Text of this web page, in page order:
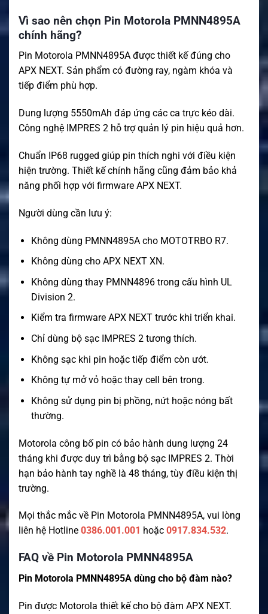
Vì sao nên chọn Pin Motorola PMNN4895A
chính hãng?
Pin Motorola PMNN4895A được thiết kế đúng cho
APX NEXT. Sản phẩm có đường ray, ngàm khóa và
tiếp điểm phù hợp.
Dung lượng 5550mAh đáp ứng các ca trực kéo dài.
Công nghệ IMPRES 2 hỗ trợ quản lý pin hiệu quả hơn.
Chuẩn IP68 rugged giúp pin thích nghi với điều kiện
hiện trường. Thiết kế chính hãng cũng đảm bảo khả
năng phối hợp với firmware APX NEXT.
Người dùng cần lưu ý:
Không dùng PMNN4895A cho MOTOTRBO R7.
Không dùng cho APX NEXT XN.
Không dùng thay PMNN4896 trong cấu hình UL
Division 2.
Kiểm tra firmware APX NEXT trước khi triển khai.
Chỉ dùng bộ sạc IMPRES 2 tương thích.
Không sạc khi pin hoặc tiếp điểm còn ướt.
Không tự mở vỏ hoặc thay cell bên trong.
Không sử dụng pin bị phồng, nứt hoặc nóng bất
thường.
Motorola công bố pin có bảo hành dung lượng 24
tháng khi được duy trì bằng bộ sạc IMPRES 2. Thời
hạn bảo hành tay nghề là 48 tháng, tùy điều kiện thị
trường.
Mọi thắc mắc về Pin Motorola PMNN4895A, vui lòng
liên hệ Hotline 0386.001.001 hoặc 0917.834.532.
FAQ về Pin Motorola PMNN4895A
Pin Motorola PMNN4895A dùng cho bộ đàm nào?
Pin được Motorola thiết kế cho bộ đàm APX NEXT.